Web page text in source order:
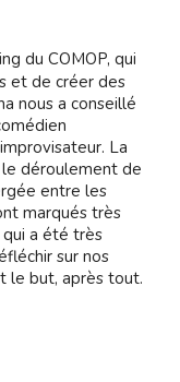
du COMOP, qui
et de créer des
nous a conseillé
La
déroulement de
entre les
marqués très
a été très
sur nos
le but, après tout.